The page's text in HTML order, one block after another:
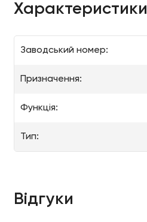
Характеристики
Заводський номер:
Призначення:
Функція:
Тип:
Відгуки